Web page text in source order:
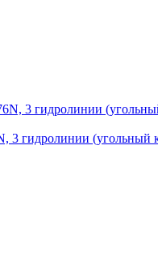
3 гидролинии (угольный